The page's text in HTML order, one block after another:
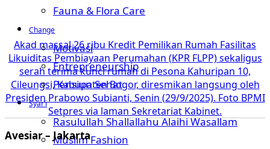
Fauna & Flora Care
Change
Motivasi
Entrepreneurship
Pensiun Sehat
Syar’i
Rasulullah Shallallahu Alaihi Wasallam
Muslim Fashion
Akad massal 26 ribu Kredit Pemilikan Rumah Fasilitas
Likuiditas Pembiayaan Perumahan (KPR FLPP) sekaligus
serah terima kunci rumah di Pesona Kahuripan 10,
Cileungsi, Kabupaten Bogor, diresmikan langsung oleh
Presiden Prabowo Subianti, Senin (29/9/2025). Foto BPMI
Setpres via laman Sekretariat Kabinet.
Avesiar – Jakarta